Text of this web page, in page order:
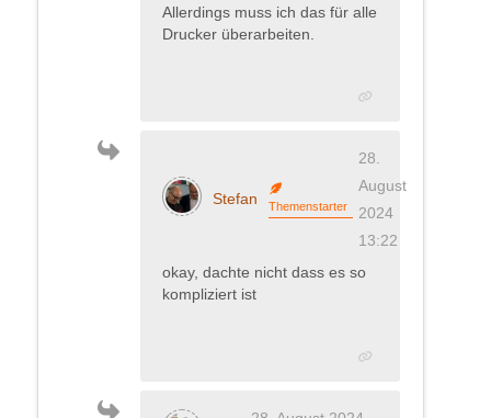
Allerdings muss ich das für alle
Drucker überarbeiten.
Stefan Themenstarter
28.
August
2024
13:22
okay, dachte nicht dass es so
kompliziert ist